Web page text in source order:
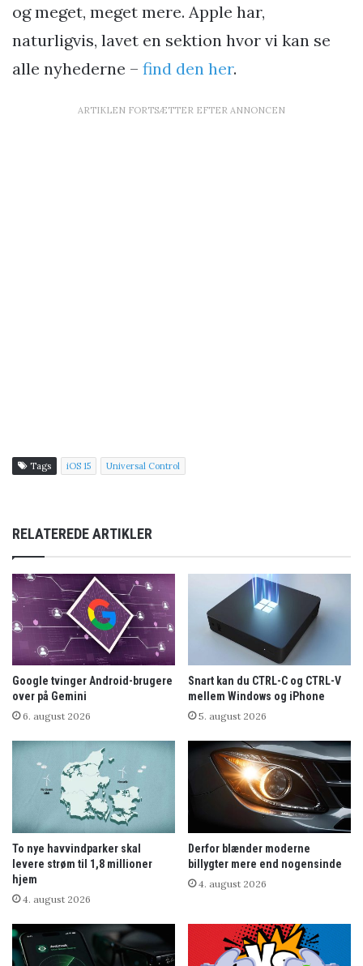
og meget, meget mere. Apple har,
naturligvis, lavet en sektion hvor vi kan se
alle nyhederne – find den her.
ARTIKLEN FORTSÆTTER EFTER ANNONCEN
Tags iOS 15 Universal Control
RELATEREDE ARTIKLER
Google tvinger Android-brugere
over på Gemini
6. august 2026
Snart kan du CTRL-C og CTRL-V
mellem Windows og iPhone
5. august 2026
To nye havvindparker skal
levere strøm til 1,8 millioner
hjem
4. august 2026
Derfor blænder moderne
billygter mere end nogensinde
4. august 2026